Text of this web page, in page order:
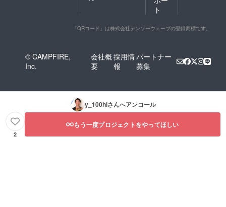
ト
「QRコード」は株式会社デンソーウェーブの登録商標です。
© CAMPFIRE,
Inc.
会社概
要
採用情
報
パートナー
募集
y_100hlさんへアンコール
2
もう一度プロジェクトをやってほしい